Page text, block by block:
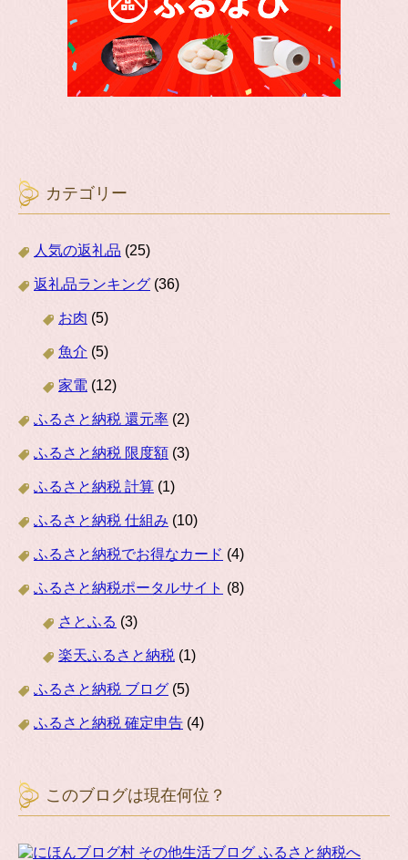
カテゴリー
人気の返礼品 (25)
返礼品ランキング (36)
お肉 (5)
魚介 (5)
家電 (12)
ふるさと納税 還元率 (2)
ふるさと納税 限度額 (3)
ふるさと納税 計算 (1)
ふるさと納税 仕組み (10)
ふるさと納税でお得なカード (4)
ふるさと納税ポータルサイト (8)
さとふる (3)
楽天ふるさと納税 (1)
ふるさと納税 ブログ (5)
ふるさと納税 確定申告 (4)
このブログは現在何位？